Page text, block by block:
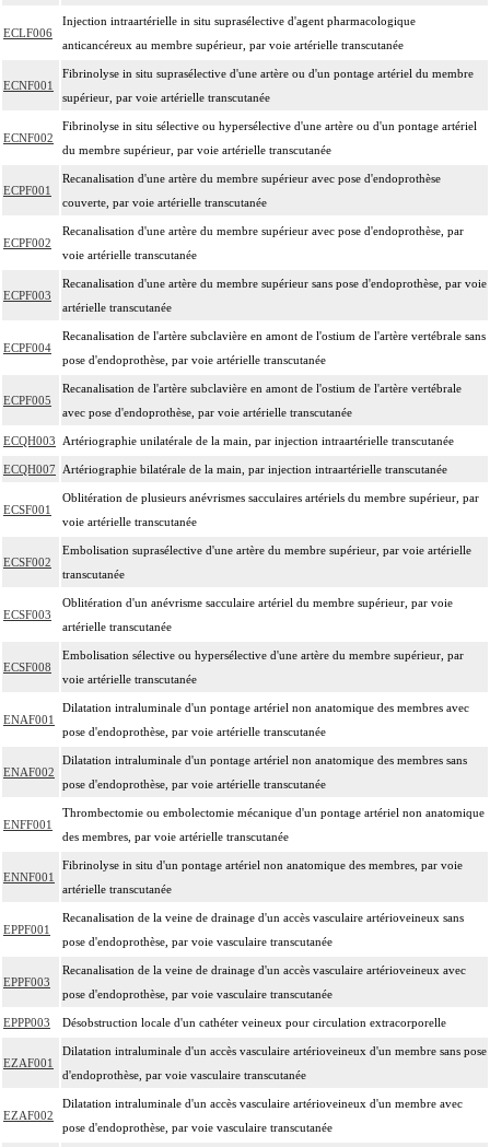
ECLF006
Injection intraartérielle in situ suprasélective d'agent pharmacologique
anticancéreux au membre supérieur, par voie artérielle transcutanée
ECNF001
Fibrinolyse in situ suprasélective d'une artère ou d'un pontage artériel du membre
supérieur, par voie artérielle transcutanée
ECNF002
Fibrinolyse in situ sélective ou hypersélective d'une artère ou d'un pontage artériel
du membre supérieur, par voie artérielle transcutanée
ECPF001
Recanalisation d'une artère du membre supérieur avec pose d'endoprothèse
couverte, par voie artérielle transcutanée
ECPF002
Recanalisation d'une artère du membre supérieur avec pose d'endoprothèse, par
voie artérielle transcutanée
ECPF003
Recanalisation d'une artère du membre supérieur sans pose d'endoprothèse, par voie
artérielle transcutanée
ECPF004
Recanalisation de l'artère subclavière en amont de l'ostium de l'artère vertébrale sans
pose d'endoprothèse, par voie artérielle transcutanée
ECPF005
Recanalisation de l'artère subclavière en amont de l'ostium de l'artère vertébrale
avec pose d'endoprothèse, par voie artérielle transcutanée
ECQH003 Artériographie unilatérale de la main, par injection intraartérielle transcutanée
ECQH007 Artériographie bilatérale de la main, par injection intraartérielle transcutanée
ECSF001
Oblitération de plusieurs anévrismes sacculaires artériels du membre supérieur, par
voie artérielle transcutanée
ECSF002
Embolisation suprasélective d'une artère du membre supérieur, par voie artérielle
transcutanée
ECSF003
Oblitération d'un anévrisme sacculaire artériel du membre supérieur, par voie
artérielle transcutanée
ECSF008
Embolisation sélective ou hypersélective d'une artère du membre supérieur, par
voie artérielle transcutanée
ENAF001
Dilatation intraluminale d'un pontage artériel non anatomique des membres avec
pose d'endoprothèse, par voie artérielle transcutanée
ENAF002
Dilatation intraluminale d'un pontage artériel non anatomique des membres sans
pose d'endoprothèse, par voie artérielle transcutanée
ENFF001
Thrombectomie ou embolectomie mécanique d'un pontage artériel non anatomique
des membres, par voie artérielle transcutanée
ENNF001
Fibrinolyse in situ d'un pontage artériel non anatomique des membres, par voie
artérielle transcutanée
EPPF001
Recanalisation de la veine de drainage d'un accès vasculaire artérioveineux sans
pose d'endoprothèse, par voie vasculaire transcutanée
EPPF003
Recanalisation de la veine de drainage d'un accès vasculaire artérioveineux avec
pose d'endoprothèse, par voie vasculaire transcutanée
EPPP003 Désobstruction locale d'un cathéter veineux pour circulation extracorporelle
EZAF001
Dilatation intraluminale d'un accès vasculaire artérioveineux d'un membre sans pose
d'endoprothèse, par voie vasculaire transcutanée
EZAF002
Dilatation intraluminale d'un accès vasculaire artérioveineux d'un membre avec
pose d'endoprothèse, par voie vasculaire transcutanée